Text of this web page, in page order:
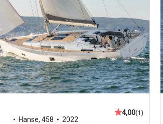
Hanse, 458
2022
4,00(1)